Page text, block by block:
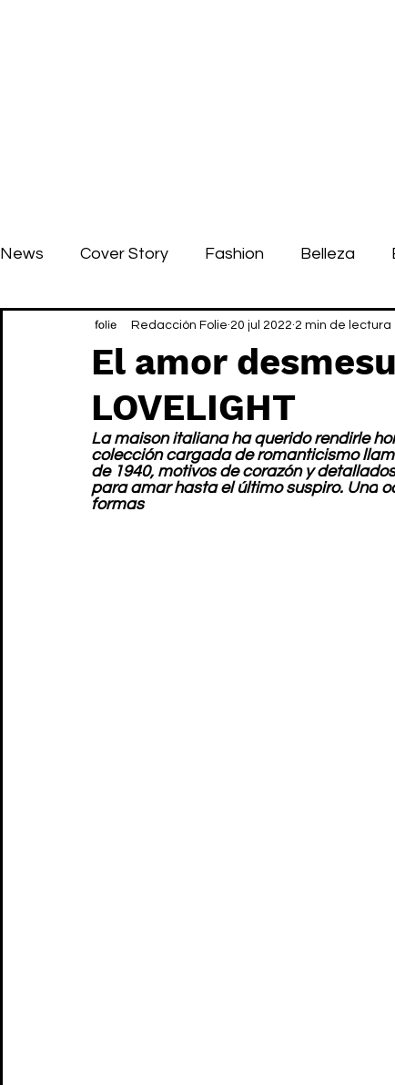
News Cover Story Fashion Belleza
El amor
LOVELIGHT
Redacción Folie 20 jul 2022 2 min de lectura
La maison italiana ha querido rendirle
colección cargada de romanticismo
de 1940, motivos de corazón y
para amar hasta el último suspiro. Una
formas